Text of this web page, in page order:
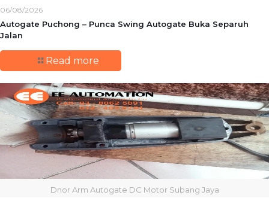
06/08/2026
Autogate Puchong – Punca Swing Autogate Buka Separuh
Jalan
Read more
Dnor Arm Autogate DC Motor Subang Jaya